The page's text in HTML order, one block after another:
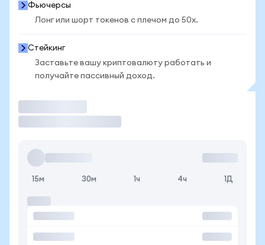
Фьючерсы
Лонг или шорт токенов с плечом до 50x.
Стейкинг
Заставьте вашу криптовалюту работать и
получайте пассивный доход.
15м 30м 1ч 4ч 1Д